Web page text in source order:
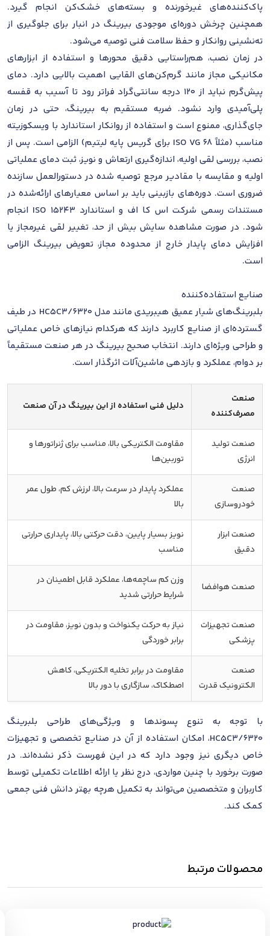
پاک‌کننده‌های غیرخورنده و بسته‌های خشک‌کن انجام گیرد.
همچنین چرخش دوره‌ای موجودی بیرینگ در انبار برای جلوگیری از
ته‌نشینی روانکار و حفظ سلامت فنی توصیه می‌شود.
در زمان نصب، هم‌راستایی دقیق محورها و استفاده از ابزارهای
مکانیکی مجاز مانند گرم‌کن‌های القایی اهمیت بالایی دارد. دمای
پیش‌گرم نباید از 120 درجه سانتی‌گراد فراتر رود تا آسیب به قفسه
پلی‌آمیدی وارد نشود. ضربه مستقیم به بیرینگ، حتی در زمان
جای‌گذاری، ممنوع است و استفاده از روانکار استاندارد با ویسکوزیته
مناسب (مثلاً ISO VG 68 برای گریس پایه لیتیم) الزامی است. پس از
نصب، بررسی لقی اولیه، اندازه‌گیری ارتعاش و نویز، ثبت دمای عملیاتی
اولیه و مقایسه با مقادیر مرجع توصیه شده در دستورالعمل سازنده
ضروری است. دوره‌های بازبینی باید بر اساس معیارهای ارائه‌شده در
مستندات رسمی شرکت اس کا اف و استاندارد ISO 15243 انجام
شود. در صورت مشاهده سایش بیش از حد، تغییر لقی غیرمجاز یا
افزایش دمای پایدار خارج از محدوده مجاز، تعویض بیرینگ الزامی
است.
صنایع استفاده‌کننده
بلبرینگ‌های شیار عمیق هیبریدی مانند مدل 6320/HC5C3 در طیف
گسترده‌ای از صنایع کاربرد دارند که هرکدام نیازهای خاص عملیاتی
و طراحی ویژه‌ای دارند. انتخاب صحیح بیرینگ در هر صنعت مستقیماً
بر دوام، عملکرد و بازدهی ماشین‌آلات اثرگذار است.
صنعت
مصرف‌کننده
دلیل فنی استفاده از این بیرینگ در آن صنعت
صنعت تولید
انرژی
مقاومت الکتریکی بالا، مناسب برای ژنراتورها و
توربین‌ها
صنعت
خودروسازی
عملکرد پایدار در سرعت بالا، لرزش کم، طول عمر
بالا
صنعت ابزار
دقیق
نویز بسیار پایین، دقت حرکتی بالا، پایداری حرارتی
مناسب
صنعت هوافضا
وزن کم ساچمه‌ها، عملکرد قابل اطمینان در
شرایط حرارتی شدید
صنعت تجهیزات
پزشکی
نیاز به حرکت یکنواخت و بدون نویز، مقاومت در
برابر خوردگی
صنعت
الکترونیک قدرت
مقاومت در برابر تخلیه الکتریکی، کاهش
اصطکاک، سازگاری با دور بالا
با توجه به تنوع پسوندها و ویژگی‌های طراحی بلبرینگ
6320/HC5C3، امکان استفاده از آن در صنایع تخصصی و تجهیزات
خاص دیگری نیز وجود دارد که در این فهرست ذکر نشده‌اند. در
صورت برخورد با چنین مواردی، درج نظر یا ارائه اطلاعات تکمیلی توسط
کاربران و متخصصین می‌تواند به تکمیل هرچه بهتر دانش فنی جمعی
کمک کند.
محصولات مرتبط